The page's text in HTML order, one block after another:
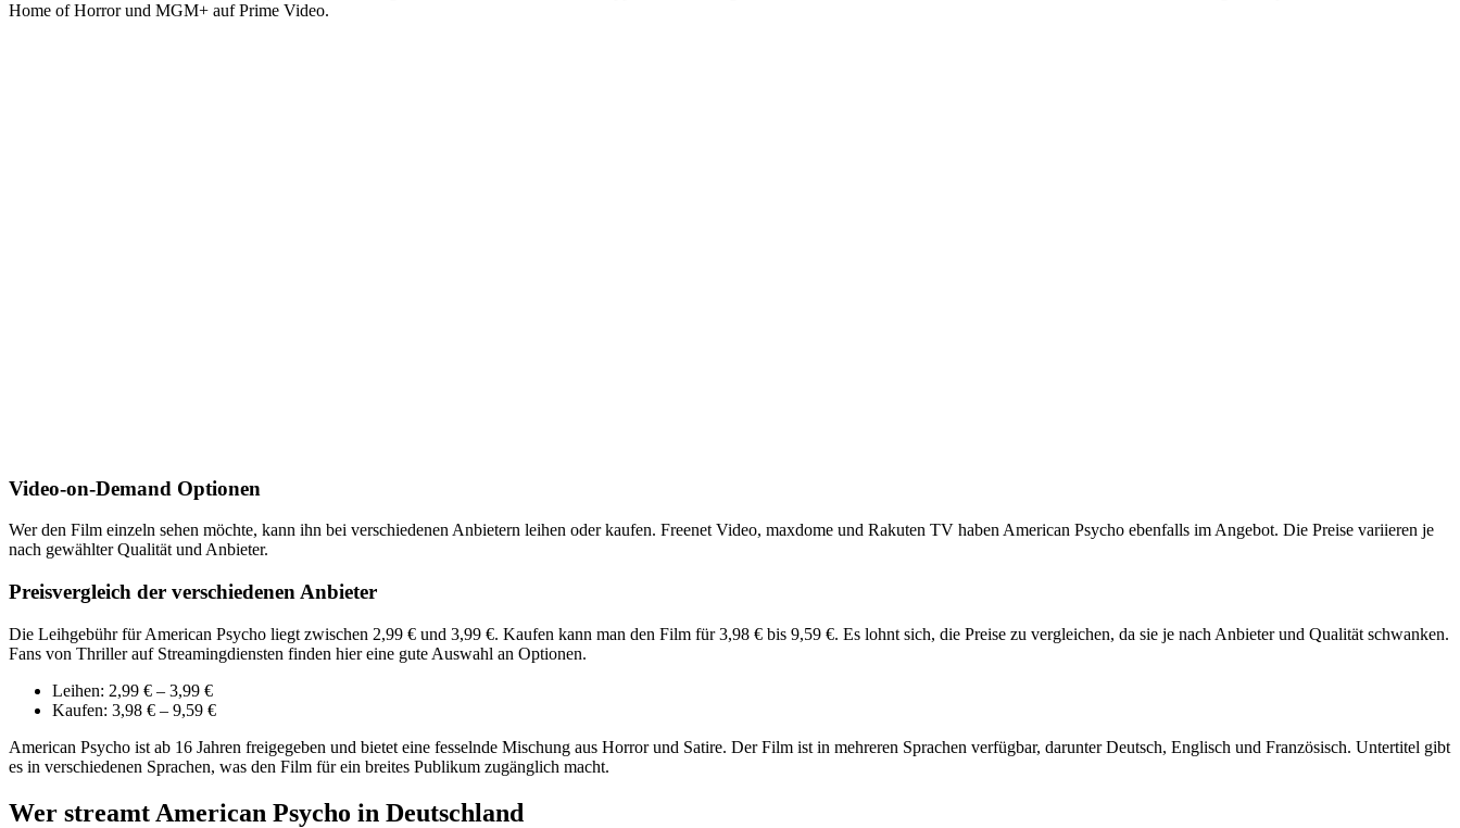
Home of Horror und MGM+ auf Prime Video.
Video-on-Demand Optionen
Wer den Film einzeln sehen möchte, kann ihn bei verschiedenen Anbietern leihen oder kaufen. Freenet Video, maxdome und Rakuten TV haben American Psycho ebenfalls im Angebot. Die Preise variieren je
nach gewählter Qualität und Anbieter.
Preisvergleich der verschiedenen Anbieter
Die Leihgebühr für American Psycho liegt zwischen 2,99 € und 3,99 €. Kaufen kann man den Film für 3,98 € bis 9,59 €. Es lohnt sich, die Preise zu vergleichen, da sie je nach Anbieter und Qualität schwanken.
Fans von Thriller auf Streamingdiensten finden hier eine gute Auswahl an Optionen.
Leihen: 2,99 € – 3,99 €
Kaufen: 3,98 € – 9,59 €
American Psycho ist ab 16 Jahren freigegeben und bietet eine fesselnde Mischung aus Horror und Satire. Der Film ist in mehreren Sprachen verfügbar, darunter Deutsch, Englisch und Französisch. Untertitel gibt
es in verschiedenen Sprachen, was den Film für ein breites Publikum zugänglich macht.
Wer streamt American Psycho in Deutschland